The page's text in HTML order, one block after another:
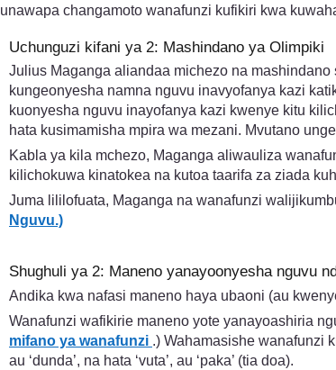
unawapa changamoto wanafunzi kufikiri kwa
Uchunguzi kifani ya 2: Mashindano ya Olimpiki
Julius Maganga aliandaa michezo na
kungeonyesha namna nguvu inavyofanya kazi
kuonyesha nguvu inayofanya kazi kwenye kitu
hata kusimamisha mpira wa mezani. Mvutano
Kabla ya kila mchezo, Maganga aliwauliza
kilichokuwa kinatokea na kutoa taarifa za ziada
Juma lililofuata, Maganga na wanafunzi
Nguvu.)
Shughuli ya 2: Maneno yanayoonyesha nguvu
Andika kwa nafasi maneno haya ubaoni (au
Wanafunzi wafikirie maneno yote yanayoashiria
mifano ya wanafunzi .) Wahamasishe wanafunzi
au ‘dunda’, na hata ‘vuta’, au ‘paka’ (tia doa).